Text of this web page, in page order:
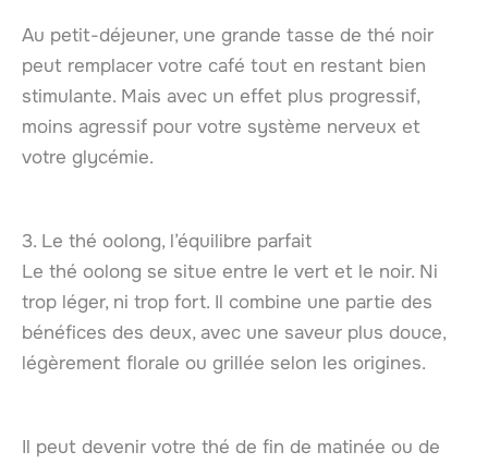
Au petit-déjeuner, une grande tasse de thé noir
peut remplacer votre café tout en restant bien
stimulante. Mais avec un effet plus progressif,
moins agressif pour votre système nerveux et
votre glycémie.
3. Le thé oolong, l’équilibre parfait
Le thé oolong se situe entre le vert et le noir. Ni
trop léger, ni trop fort. Il combine une partie des
bénéfices des deux, avec une saveur plus douce,
légèrement florale ou grillée selon les origines.
Il peut devenir votre thé de fin de matinée ou de